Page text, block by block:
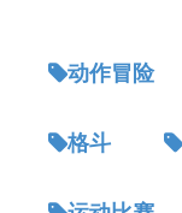
动作冒险
格斗